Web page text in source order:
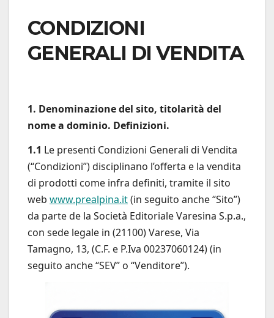
CONDIZIONI
GENERALI DI VENDITA
1. Denominazione del sito, titolarità del
nome a dominio. Definizioni.
1.1 Le presenti Condizioni Generali di Vendita
(“Condizioni”) disciplinano l’offerta e la vendita
di prodotti come infra definiti, tramite il sito
web www.prealpina.it(in seguito anche “Sito”)
da parte de la Società Editoriale Varesina S.p.a.,
con sede legale in (21100) Varese, Via
Tamagno, 13, (C.F. e P.Iva 00237060124) (in
seguito anche “SEV” o “Venditore”).